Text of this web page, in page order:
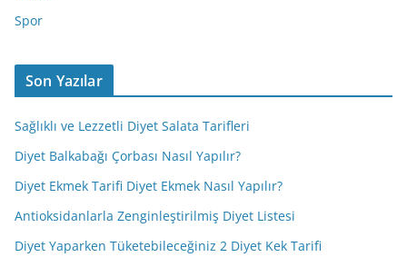
Spor
Son Yazılar
Sağlıklı ve Lezzetli Diyet Salata Tarifleri
Diyet Balkabağı Çorbası Nasıl Yapılır?
Diyet Ekmek Tarifi Diyet Ekmek Nasıl Yapılır?
Antioksidanlarla Zenginleştirilmiş Diyet Listesi
Diyet Yaparken Tüketebileceğiniz 2 Diyet Kek Tarifi